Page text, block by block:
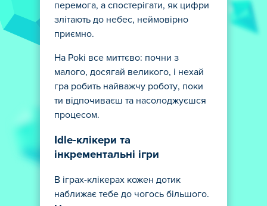
перемога, а спостерігати, як цифри
злітають до небес, неймовірно
приємно.
На Poki все миттєво: почни з
малого, досягай великого, і нехай
гра робить найважчу роботу, поки
ти відпочиваєш та насолоджуєшся
процесом.
Idle-клікери та
інкрементальні ігри
В іграх-клікерах кожен дотик
наближає тебе до чогось більшого.